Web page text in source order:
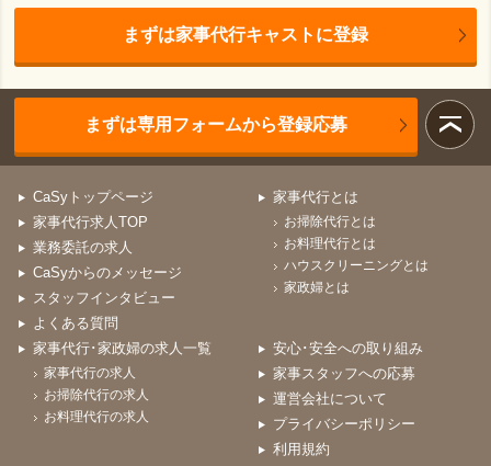
まずは家事代行キャストに登録
まずは専用フォームから登録応募
CaSyトップページ
家事代行求人TOP
業務委託の求人
CaSyからのメッセージ
スタッフインタビュー
よくある質問
家事代行とは
お掃除代行とは
お料理代行とは
ハウスクリーニングとは
家政婦とは
家事代行･家政婦の求人一覧
家事代行の求人
お掃除代行の求人
お料理代行の求人
安心･安全への取り組み
家事スタッフへの応募
運営会社について
プライバシーポリシー
利用規約